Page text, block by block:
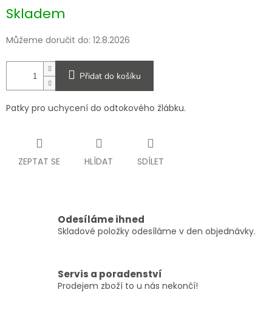
cena:
Skladem
Můžeme doručit do: 12.8.2026
Přidat do košíku
Patky pro uchycení do odtokového žlábku.
ZEPTAT SE HLÍDAT SDÍLET
Odesíláme ihned
Skladové položky odesíláme v den objednávky.
Servis a poradenství
Prodejem zboží to u nás nekončí!